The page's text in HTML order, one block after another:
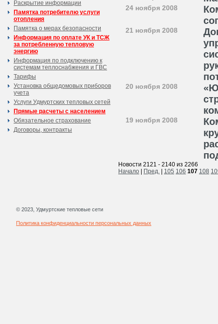
Раскрытие информации
Памятка потребителю услуги
отопления
Памятка о мерах безопасности
Информация по оплате УК и ТСЖ
за потребленную тепловую
энергию
Информация по подключению к
системам теплоснабжения и ГВС
Тарифы
Установка общедомовых приборов
учета
Услуги Удмуртских тепловых сетей
Прямые расчеты с населением
Обязательное страхование
Договоры, контракты
24 ноября 2008
21 ноября 2008
20 ноября 2008
19 ноября 2008
Новости 2121 - 2140 из 2266
Начало
Пред. 105 106 107 108
© 2023, Удмуртские тепловые сети
Политика конфиденциальности персональных данных